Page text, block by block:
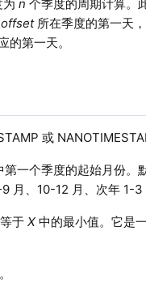
为n 个季度的周期计算。
offset 所在季度的第一天
的第一天。
或
一个季度的起始月份。
月、10-12 月、次年 1-3
等于X 中的最小值。它是